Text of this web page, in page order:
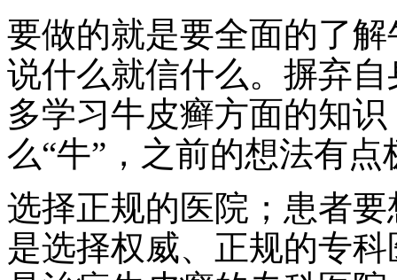
要做的就是要全面的了
说什么就信什么。摒弃
多学习牛皮癣方面的知
么“牛”，之前的想法有点
选择正规的医院；患者
是选择权威、正规的专